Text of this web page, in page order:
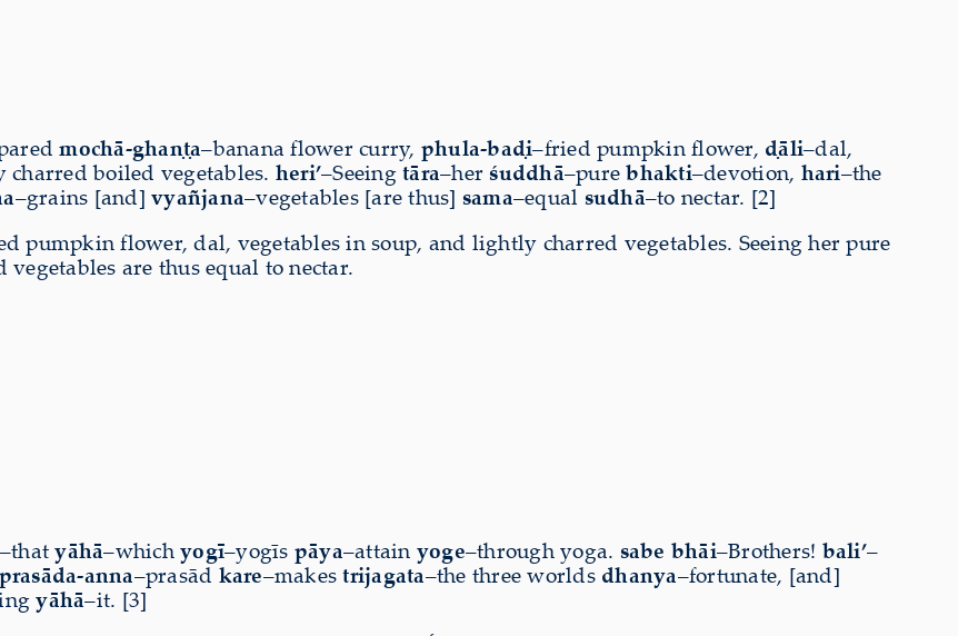
mochā-ghaṇṭa–banana flower curry, phula-baḍi–fried pumpkin flower, ḍāli–dal,
boiled vegetables. heri’–Seeingtāra–her śuddhā–purebhakti–devotion, hari–the
–grains [and] vyañjana–vegetables [are thus] sama–equal sudhā–to nectar. [2]
pumpkin flower, dal, vegetables in soup, and lightly charred vegetables. Seeing her pure
are thus equal to nectar.
–thatyāhā–whichyogī–yogīs pāya–attain yoge–through yoga. sabe bhāi–Brothers! bali’–
prasāda-anna–prasād kare–makestrijagata–the three worlds dhanya–fortunate, [and]
yāhā–it. [3]